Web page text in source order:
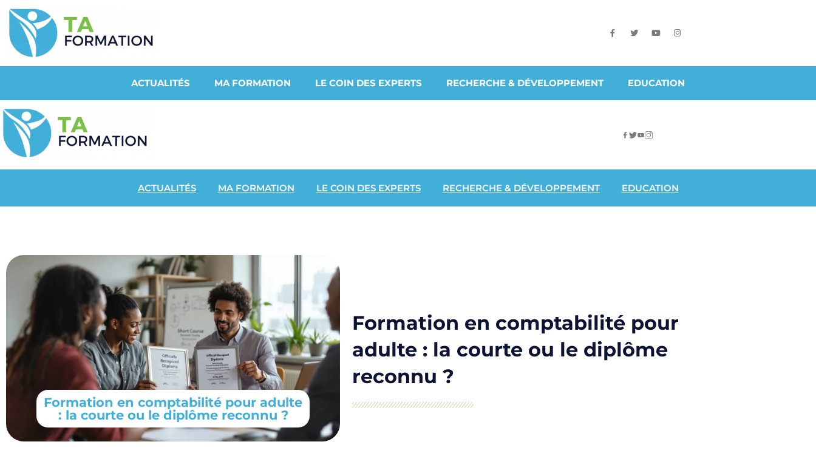
ACTUALITÉS MA FORMATION LE COIN DES EXPERTS RECHERCHE & DÉVELOPPEMENT EDUCATION
ACTUALITÉS MA FORMATION LE COIN DES EXPERTS RECHERCHE & DÉVELOPPEMENT EDUCATION
Formation en comptabilité pour adulte
: la courte ou le diplôme reconnu ?
Formation en comptabilité pour
adulte : la courte ou le diplôme
reconnu ?